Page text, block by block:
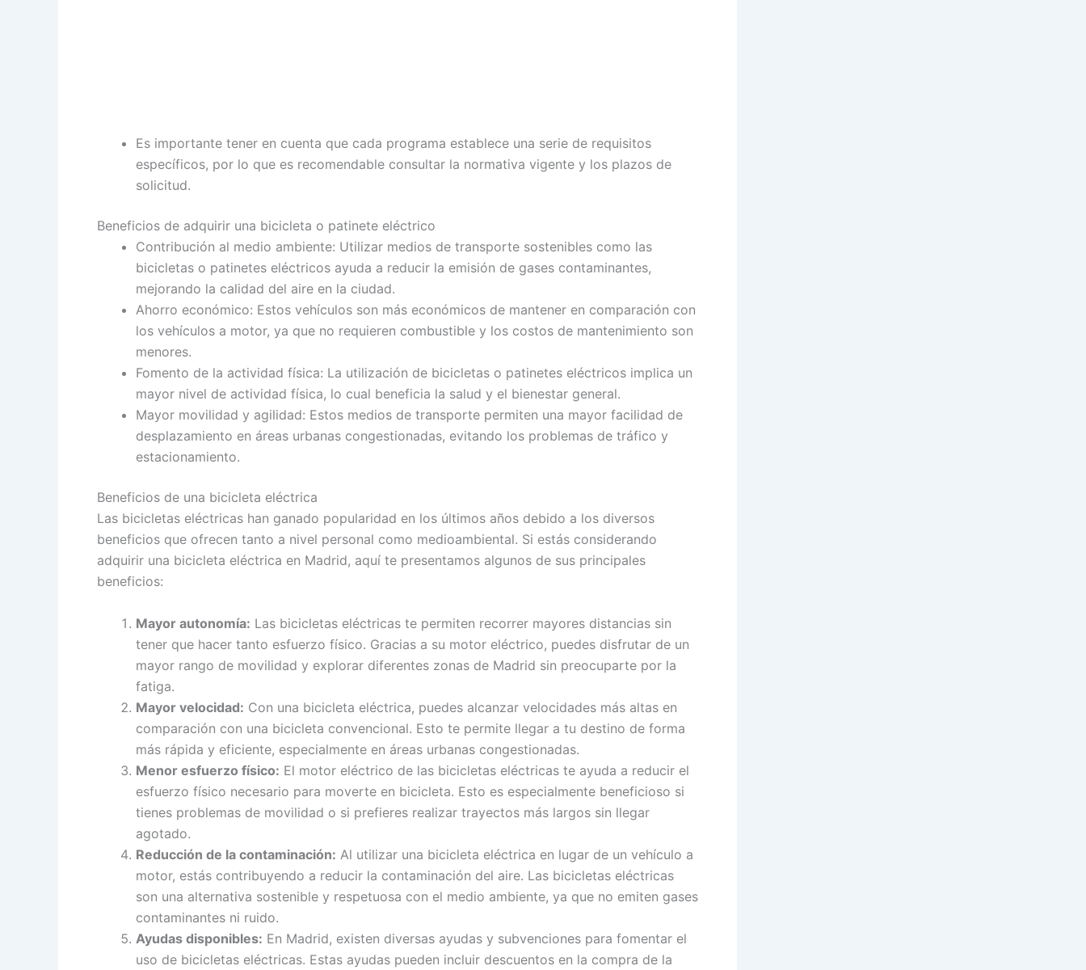
Es importante tener en cuenta que cada programa establece una serie de requisitos
específicos, por lo que es recomendable consultar la normativa vigente y los plazos de
solicitud.
Beneficios de adquirir una bicicleta o patinete eléctrico
Contribución al medio ambiente: Utilizar medios de transporte sostenibles como las
bicicletas o patinetes eléctricos ayuda a reducir la emisión de gases contaminantes,
mejorando la calidad del aire en la ciudad.
Ahorro económico: Estos vehículos son más económicos de mantener en comparación con
los vehículos a motor, ya que no requieren combustible y los costos de mantenimiento son
menores.
Fomento de la actividad física: La utilización de bicicletas o patinetes eléctricos implica un
mayor nivel de actividad física, lo cual beneficia la salud y el bienestar general.
Mayor movilidad y agilidad: Estos medios de transporte permiten una mayor facilidad de
desplazamiento en áreas urbanas congestionadas, evitando los problemas de tráfico y
estacionamiento.
Beneficios de una bicicleta eléctrica
Las bicicletas eléctricas han ganado popularidad en los últimos años debido a los diversos
beneficios que ofrecen tanto a nivel personal como medioambiental. Si estás considerando
adquirir una bicicleta eléctrica en Madrid, aquí te presentamos algunos de sus principales
beneficios:
Mayor autonomía: Las bicicletas eléctricas te permiten recorrer mayores distancias sin
tener que hacer tanto esfuerzo físico. Gracias a su motor eléctrico, puedes disfrutar de un
mayor rango de movilidad y explorar diferentes zonas de Madrid sin preocuparte por la
fatiga.
Mayor velocidad: Con una bicicleta eléctrica, puedes alcanzar velocidades más altas en
comparación con una bicicleta convencional. Esto te permite llegar a tu destino de forma
más rápida y eficiente, especialmente en áreas urbanas congestionadas.
Menor esfuerzo físico: El motor eléctrico de las bicicletas eléctricas te ayuda a reducir el
esfuerzo físico necesario para moverte en bicicleta. Esto es especialmente beneficioso si
tienes problemas de movilidad o si prefieres realizar trayectos más largos sin llegar
agotado.
Reducción de la contaminación: Al utilizar una bicicleta eléctrica en lugar de un vehículo a
motor, estás contribuyendo a reducir la contaminación del aire. Las bicicletas eléctricas
son una alternativa sostenible y respetuosa con el medio ambiente, ya que no emiten gases
contaminantes ni ruido.
Ayudas disponibles: En Madrid, existen diversas ayudas y subvenciones para fomentar el
uso de bicicletas eléctricas. Estas ayudas pueden incluir descuentos en la compra de la